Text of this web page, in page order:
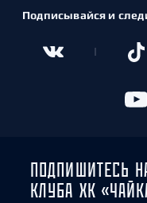
Подписывайся и
ПОДПИШИТЕСЬ
КЛУБА ХК